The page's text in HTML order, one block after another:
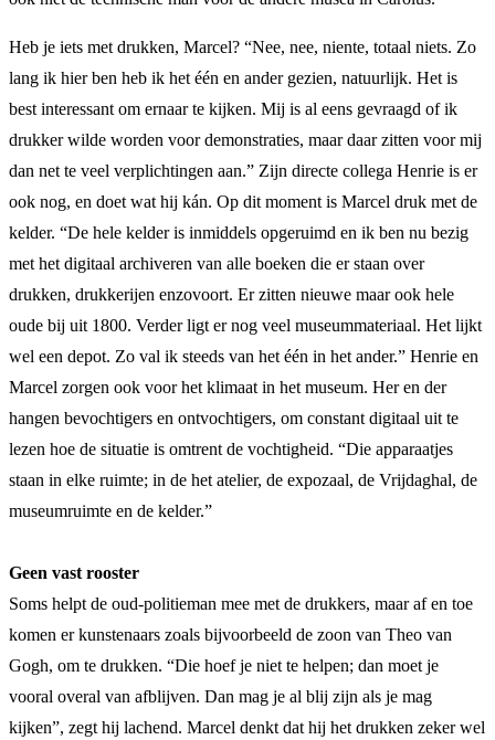
Heb je iets met drukken, Marcel? “Nee, nee, niente, totaal niets. Zo
lang ik hier ben heb ik het één en ander gezien, natuurlijk. Het is
best interessant om ernaar te kijken. Mij is al eens gevraagd of ik
drukker wilde worden voor demonstraties, maar daar zitten voor mij
dan net te veel verplichtingen aan.” Zijn directe collega Henrie is er
ook nog, en doet wat hij kán. Op dit moment is Marcel druk met de
kelder. “De hele kelder is inmiddels opgeruimd en ik ben nu bezig
met het digitaal archiveren van alle boeken die er staan over
drukken, drukkerijen enzovoort. Er zitten nieuwe maar ook hele
oude bij uit 1800. Verder ligt er nog veel museummateriaal. Het lijkt
wel een depot. Zo val ik steeds van het één in het ander.” Henrie en
Marcel zorgen ook voor het klimaat in het museum. Her en der
hangen bevochtigers en ontvochtigers, om constant digitaal uit te
lezen hoe de situatie is omtrent de vochtigheid. “Die apparaatjes
staan in elke ruimte; in de het atelier, de expozaal, de Vrijdaghal, de
museumruimte en de kelder.”
Geen vast rooster
Soms helpt de oud-politieman mee met de drukkers, maar af en toe
komen er kunstenaars zoals bijvoorbeeld de zoon van Theo van
Gogh, om te drukken. “Die hoef je niet te helpen; dan moet je
vooral overal van afblijven. Dan mag je al blij zijn als je mag
kijken”, zegt hij lachend. Marcel denkt dat hij het drukken zeker wel